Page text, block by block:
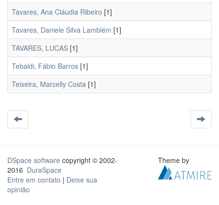
Tavares, Ana Cláudia Ribeiro [1]
Tavares, Daniele Silva Lamblém [1]
TAVARES, LUCAS [1]
Tebaldi, Fábio Barros [1]
Teixeira, Marcelly Costa [1]
DSpace software copyright © 2002-
2016 DuraSpace
Entre em contato | Deixe sua
opinião
Theme by